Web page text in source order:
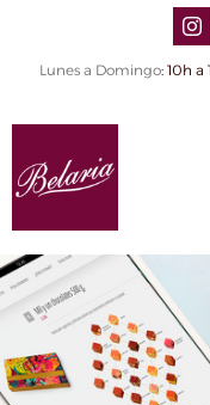
contenido
Lunes a Domingo: 10h a
INICIO
QUIÉNES SOMOS
PRODUCTOS
0,00€